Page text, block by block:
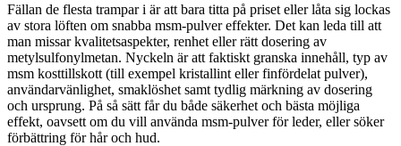
Fällan de flesta trampar i är att bara titta på priset eller låta sig lockas
av stora löften om snabba msm-pulver effekter. Det kan leda till att
man missar kvalitetsaspekter, renhet eller rätt dosering av
metylsulfonylmetan. Nyckeln är att faktiskt granska innehåll, typ av
msm kosttillskott (till exempel kristallint eller finfördelat pulver),
användarvänlighet, smaklöshet samt tydlig märkning av dosering
och ursprung. På så sätt får du både säkerhet och bästa möjliga
effekt, oavsett om du vill använda msm-pulver för leder, eller söker
förbättring för hår och hud.